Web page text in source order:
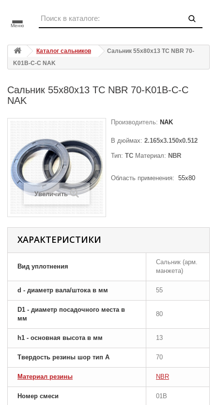
Меню
Каталог сальников
Сальник 55x80x13 TC NBR 70-
K01B-C-C NAK
Сальник 55x80x13 TC NBR 70-K01B-C-C
NAK
Увеличить
Производитель: NAK
В дюймах: 2.165x3.150x0.512
Тип: TC Материал: NBR
Область применения: 55x80
ХАРАКТЕРИСТИКИ
Вид уплотнения
Сальник (арм.
манжета)
d - диаметр вала/штока в мм 55
D1 - диаметр посадочного места в
мм
80
h1 - основная высота в мм 13
Твердость резины шор тип A 70
Материал резины NBR
Номер смеси 01B